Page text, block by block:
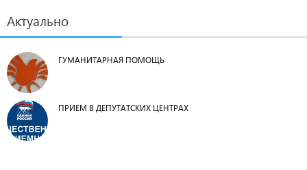
Актуально
ГУМАНИТАРНАЯ ПОМОЩЬ
ПРИЕМ В ДЕПУТАТСКИХ ЦЕНТРАХ